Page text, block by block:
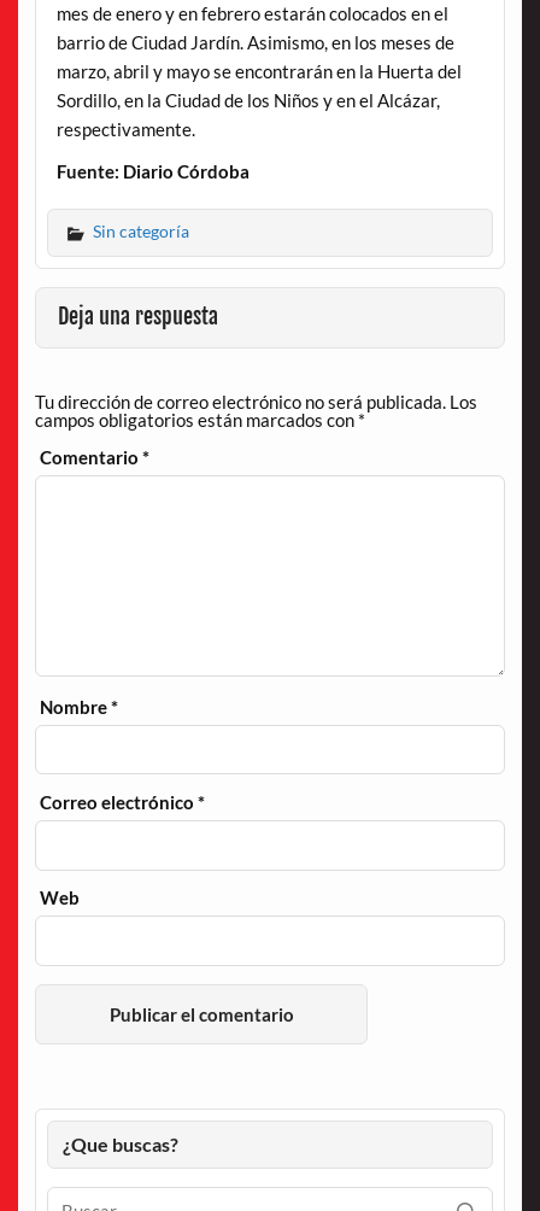
mes de enero y en febrero estarán colocados en el
barrio de Ciudad Jardín. Asimismo, en los meses de
marzo, abril y mayo se encontrarán en la Huerta del
Sordillo, en la Ciudad de los Niños y en el Alcázar,
respectivamente.
Fuente: Diario Córdoba
Sin categoría
Deja una respuesta
Tu dirección de correo electrónico no será publicada. Los
campos obligatorios están marcados con *
Comentario*
Nombre*
Correo electrónico*
Web
¿Que buscas?